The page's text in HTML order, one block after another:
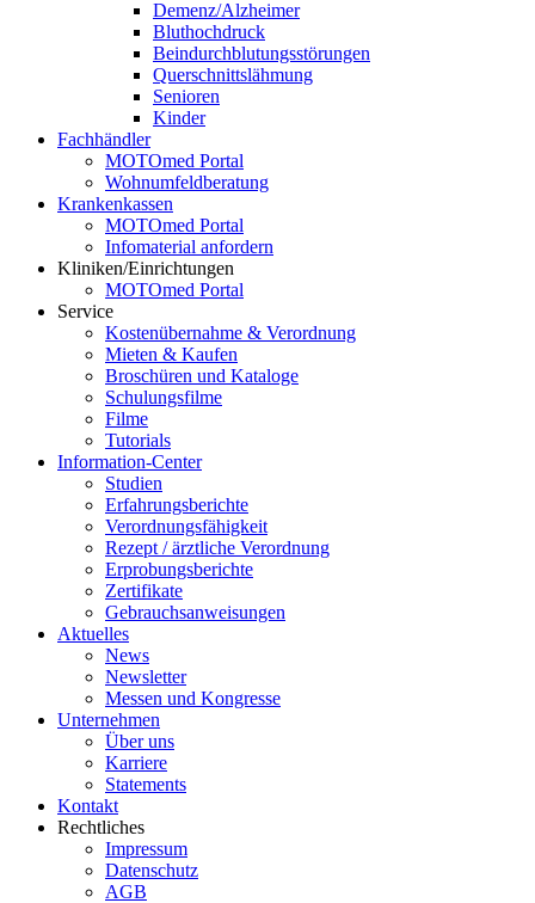
Demenz/Alzheimer
Bluthochdruck
Beindurchblutungsstörungen
Querschnittslähmung
Senioren
Kinder
Fachhändler
MOTOmed Portal
Wohnumfeldberatung
Krankenkassen
MOTOmed Portal
Infomaterial anfordern
Kliniken/Einrichtungen
MOTOmed Portal
Service
Kostenübernahme & Verordnung
Mieten & Kaufen
Broschüren und Kataloge
Schulungsfilme
Filme
Tutorials
Information-Center
Studien
Erfahrungsberichte
Verordnungsfähigkeit
Rezept / ärztliche Verordnung
Erprobungsberichte
Zertifikate
Gebrauchsanweisungen
Aktuelles
News
Newsletter
Messen und Kongresse
Unternehmen
Über uns
Karriere
Statements
Kontakt
Rechtliches
Impressum
Datenschutz
AGB